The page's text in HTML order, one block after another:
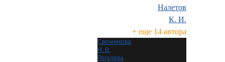
Налетов
К. И.
+ еще 14 автора
Свечникова
Н. В.
Рогалева